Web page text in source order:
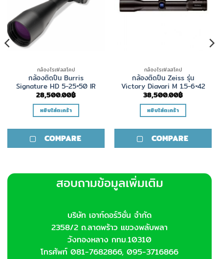
กล้องไรเฟิลสโคป
กล้องติดปืน Burris
Signature HD 5-25×50 IR
28,500.00฿
หยิบใส่ตะกร้า
COMPARE
กล้องไรเฟิลสโคป
กล้องติดปืน Zeiss รุ่น
Victory Diavari M 1.5-6×42
38,500.00฿
หยิบใส่ตะกร้า
COMPARE
สอบถามข้อมูลเพิ่มเติม
บริษัท เอาท์ดอร์วิชั่น จำกัด
2358/2 ถ.ลาดพร้าว แขวงพลับพลา
วังทองหลาง กทม.10310
โทรศัพท์ 081-7682866, 095-3716866